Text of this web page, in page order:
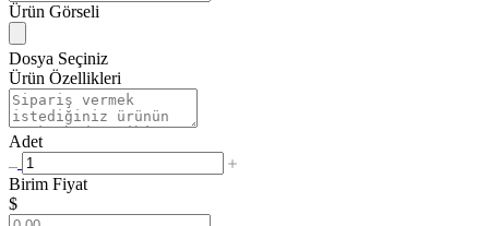
Ürün Görseli
Dosya Seçiniz
Ürün Özellikleri
Adet
Birim Fiyat
$